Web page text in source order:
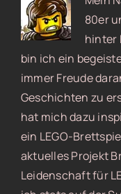
80er
hinter
bin ich ein
immer Freude
Geschichten zu
hat mich dazu
ein LEGO-
aktuelles Projekt
Leidenschaft für